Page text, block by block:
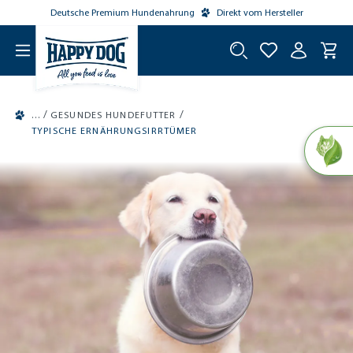
springen
Deutsche Premium Hundenahrung Direkt vom Hersteller
/ GESUNDES HUNDEFUTTER /
TYPISCHE ERNÄHRUNGSIRRTÜMER